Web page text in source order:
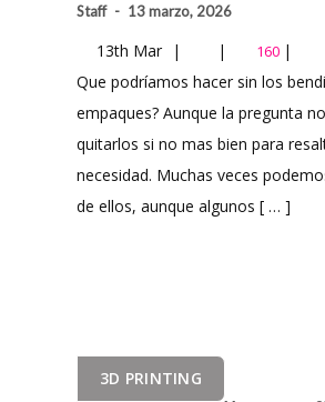
Staff - 13 marzo, 2026
13th Mar | | 160 |
Que podríamos hacer sin los
empaques? Aunque la pregunta
quitarlos si no mas bien para
necesidad. Muchas veces
de ellos, aunque algunos [ … ]
3D PRINTING